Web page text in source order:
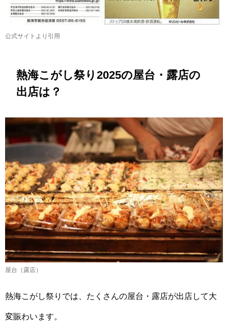
公式サイトより引用
熱海こがし祭り2025の屋台・露店の
出店は？
屋台（露店）
熱海こがし祭りでは、たくさんの屋台・露店が出店して大
変賑わいます。